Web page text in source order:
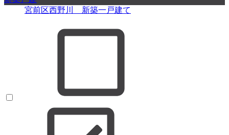
宮前区西野川 新築一戸建て